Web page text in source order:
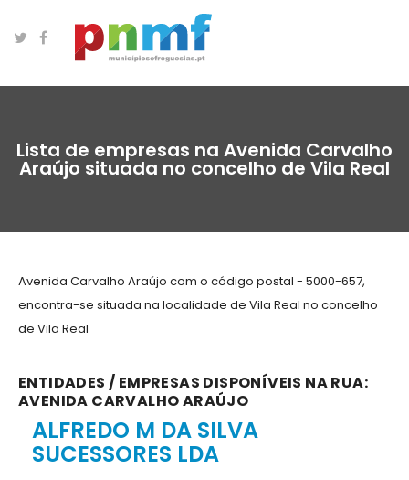
Lista de empresas na Avenida Carvalho
Araújo situada no concelho de Vila Real
Avenida Carvalho Araújo com o código postal - 5000-657,
encontra-se situada na localidade de Vila Real no concelho
de Vila Real
ENTIDADES / EMPRESAS DISPONÍVEIS NA RUA:
AVENIDA CARVALHO ARAÚJO
ALFREDO M DA SILVA
SUCESSORES LDA